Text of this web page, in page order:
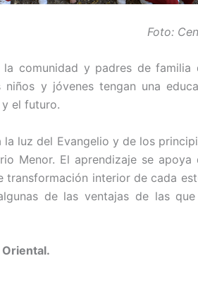
Foto:
comunidad y padres de
y jóvenes tengan una
el futuro.
luz del Evangelio y de los
Menor. El aprendizaje se
interior de cada
de las ventajas de las